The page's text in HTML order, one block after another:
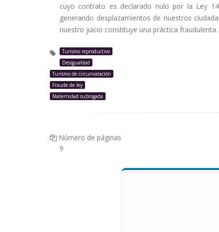
cuyo contrato es declarado nulo por la Ley
generando desplazamientos de nuestros
nuestro juicio constituye una práctica fraudulenta.
Turismo reproductivo
Desigualdad
Turismo de circunvalación
Fraude de ley
Maternidad subrogada
Número de páginas
9